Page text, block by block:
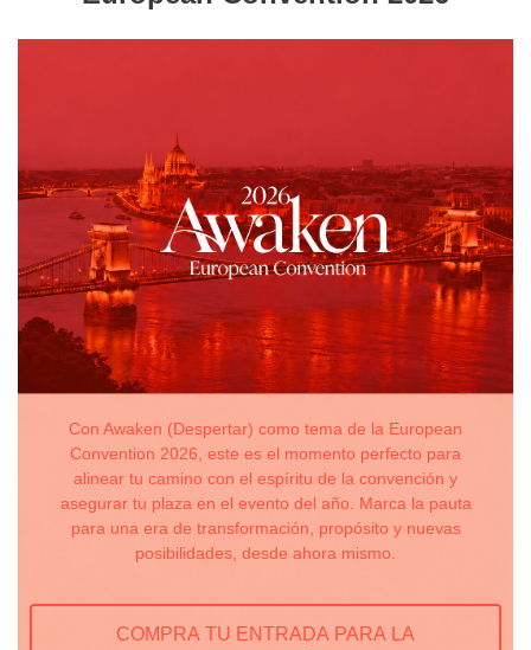
Con Awaken (Despertar) como tema de la European
Convention 2026, este es el momento perfecto para
alinear tu camino con el espíritu de la convención y
asegurar tu plaza en el evento del año. Marca la pauta
para una era de transformación, propósito y nuevas
posibilidades, desde ahora mismo.
COMPRA TU ENTRADA PARA LA